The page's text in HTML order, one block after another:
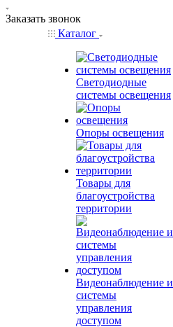
Заказать звонок
Каталог
Светодиодные
системы освещения
Опоры освещения
Товары для
благоустройства
территории
Видеонаблюдение и
системы
управления
доступом